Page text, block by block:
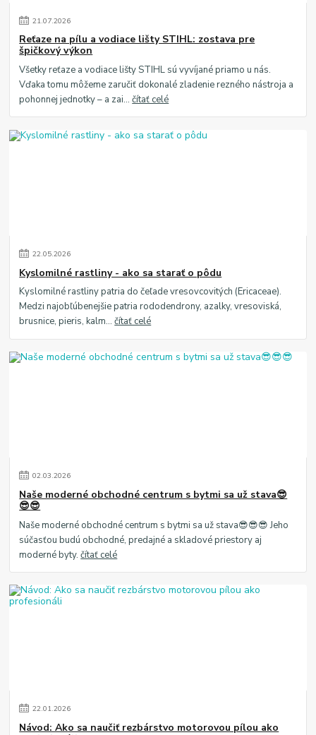
21.07.2026
Reťaze na pílu a vodiace lišty STIHL: zostava pre
špičkový výkon
Všetky reťaze a vodiace lišty STIHL sú vyvíjané priamo u nás.
Vďaka tomu môžeme zaručiť dokonalé zladenie rezného nástroja a
pohonnej jednotky – a zai...čítať celé
22.05.2026
Kyslomilné rastliny - ako sa starať o pôdu
Kyslomilné rastliny patria do čeľade vresovcovitých (Ericaceae).
Medzi najobľúbenejšie patria rododendrony, azalky, vresoviská,
brusnice, pieris, kalm...čítať celé
02.03.2026
Naše moderné obchodné centrum s bytmi sa už stava😎
😎😎
Naše moderné obchodné centrum s bytmi sa už stava😎😎😎 Jeho
súčasťou budú obchodné, predajné a skladové priestory aj
moderné byty.čítať celé
22.01.2026
Návod: Ako sa naučiť rezbárstvo motorovou pílou ako